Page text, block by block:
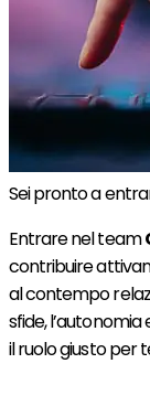
Sei pronto a
Entrare nel team
contribuire
al contempo
sfide,
il ruolo giusto per